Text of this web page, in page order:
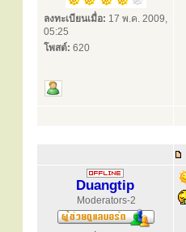
ลงทะเบียนเมื่อ: 17 พ.ค. 2009,
05:25
โพสต์: 620
Duangtip
Moderators-2